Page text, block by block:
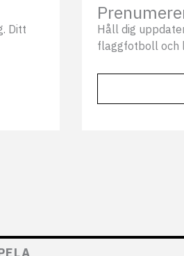
Ditt
Håll dig
flaggfotboll och